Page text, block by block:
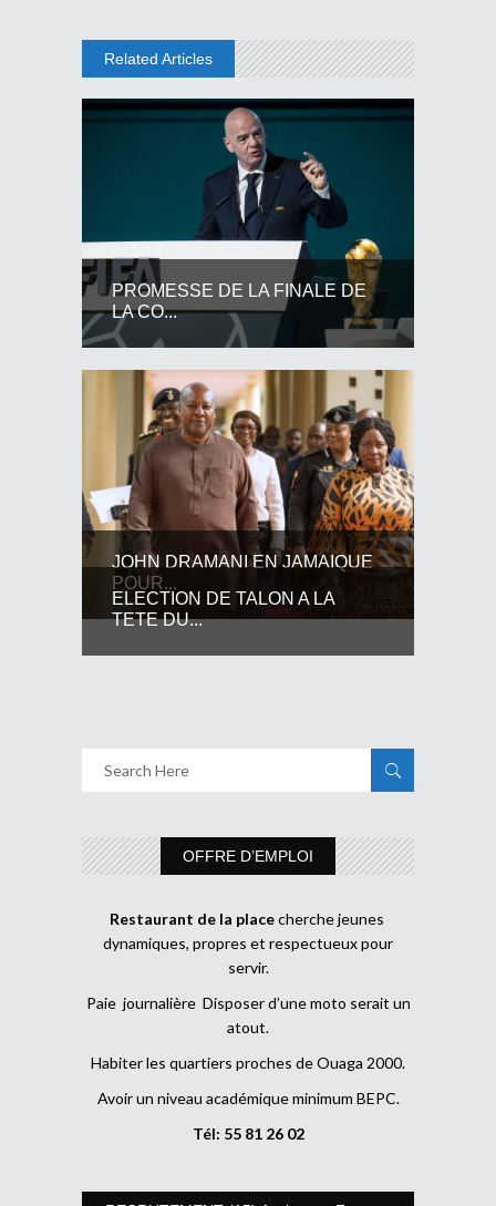
Related Articles
PROMESSE DE LA FINALE DE
LA CO...
JOHN DRAMANI EN JAMAIQUE
POUR...
ELECTION DE TALON A LA
TETE DU...
OFFRE D’EMPLOI
Restaurant de la placecherche jeunes
dynamiques, propres et respectueux pour
servir.
Paie journalière Disposer d’une moto serait un
atout.
Habiter les quartiers proches de Ouaga 2000.
Avoir un niveau académique minimum BEPC.
Tél: 55 81 26 02